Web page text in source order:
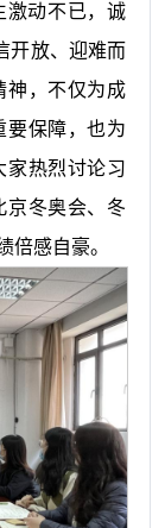
激动不已，诚
开放、迎难而
神，不仅为成
要保障，也为
家热烈讨论习
京冬奥会、冬
倍感自豪。